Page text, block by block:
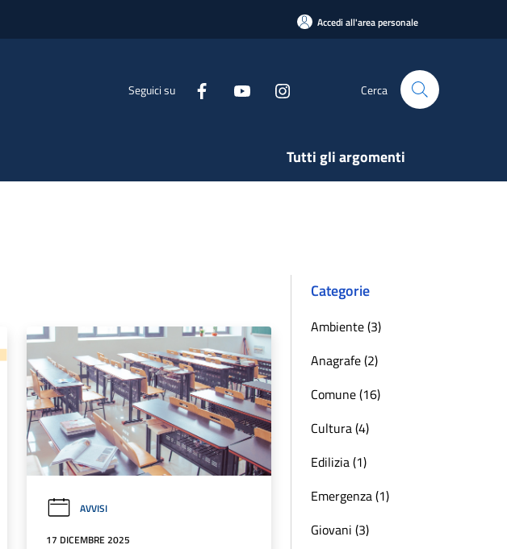
Accedi all'area personale
Seguici su Cerca
Tutti gli argomenti
AVVISI
17 DICEMBRE 2025
Categorie
Ambiente (3)
Anagrafe (2)
Comune (16)
Cultura (4)
Edilizia (1)
Emergenza (1)
Giovani (3)